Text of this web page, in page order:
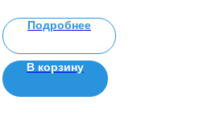
Подробнее
В корзину